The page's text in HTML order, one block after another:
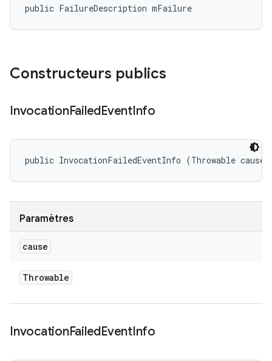
public FailureDescription mFailure
Constructeurs publics
InvocationFailedEventInfo
public InvocationFailedEventInfo (Throwable cause)
Paramètres
cause
Throwable
InvocationFailedEventInfo